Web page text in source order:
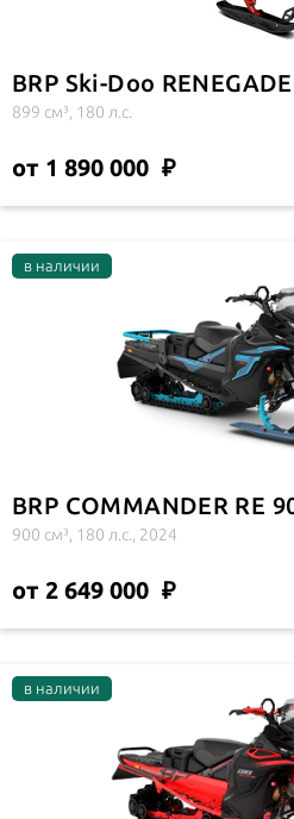
BRP Ski-Doo
899 см³, 180 л.с.
от 1 890 000
BRP COMMANDER RE
900 см³, 180 л.с., 2024
от 2 649 000